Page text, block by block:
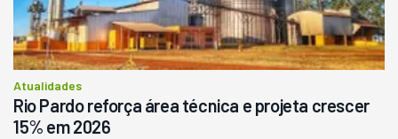
Consultar
Atualidades
Rio Pardo reforça área técnica e projeta crescer
15% em 2026